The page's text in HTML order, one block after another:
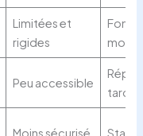
Limitées et
rigides
Peu accessible
Moins sécurisé